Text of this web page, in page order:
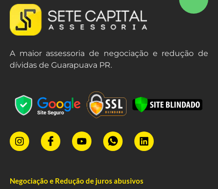
A maior assessoria de negociação e redução de
dívidas de Guarapuava PR.
Negociação e Redução de juros abusivos